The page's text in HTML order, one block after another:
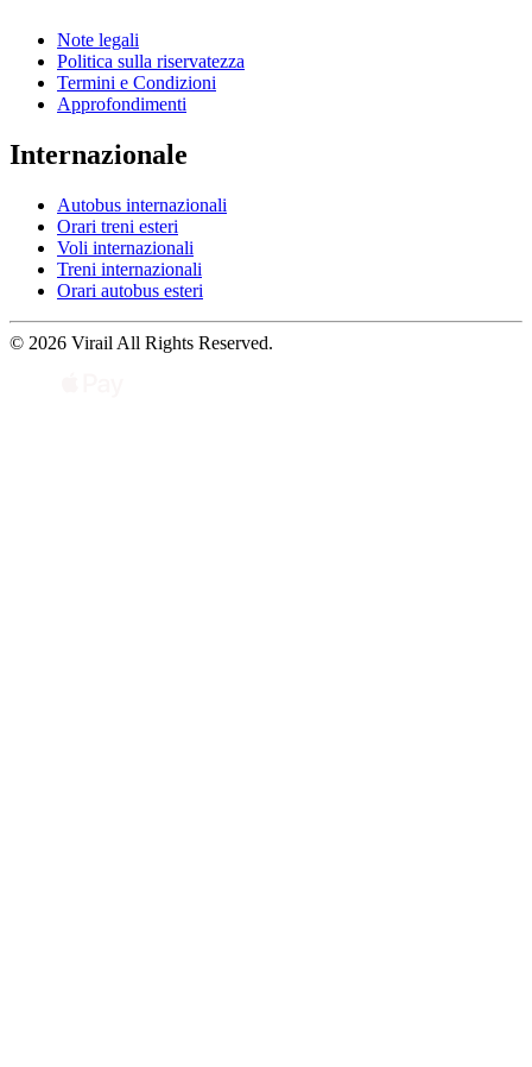
Note legali
Politica sulla riservatezza
Termini e Condizioni
Approfondimenti
Internazionale
Autobus internazionali
Orari treni esteri
Voli internazionali
Treni internazionali
Orari autobus esteri
© 2026 Virail All Rights Reserved.